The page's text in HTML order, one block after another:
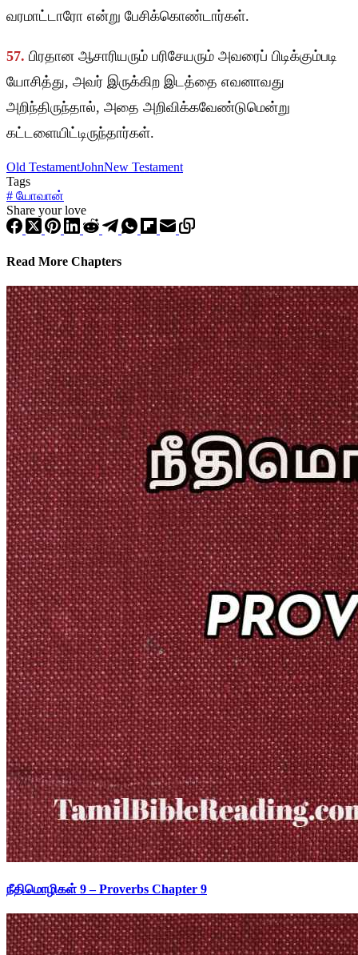
வரமாட்டாரோ என்று பேசிக்கொண்டார்கள்.
57. பிரதான ஆசாரியரும் பரிசேயரும் அவரைப் பிடிக்கும்படி
யோசித்து, அவர் இருக்கிற இடத்தை எவனாவது
அறிந்திருந்தால், அதை அறிவிக்கவேண்டுமென்று
கட்டளையிட்டிருந்தார்கள்.
Old TestamentJohnNew Testament
Tags
# யோவான்
Share your love
Read More Chapters
நீதிமொழிகள் 9 – Proverbs Chapter 9